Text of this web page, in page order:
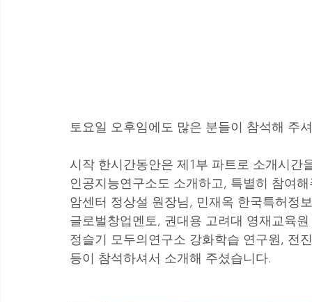
토요일 오후임에도 많은 분들이 참석해 주
시작 한시간동안은 제1부 파트로 소개시간
인공지능연구소도 소개하고, 특별히 참여
암센터 정상설 원장님, 민재옥 한국특허정
글로벌창업멘토, 권대용 고려대 영재교육
정슬기 모두의연구소 강화학습 연구원, 전
등이 참석하셔서 소개해 주셨습니다.